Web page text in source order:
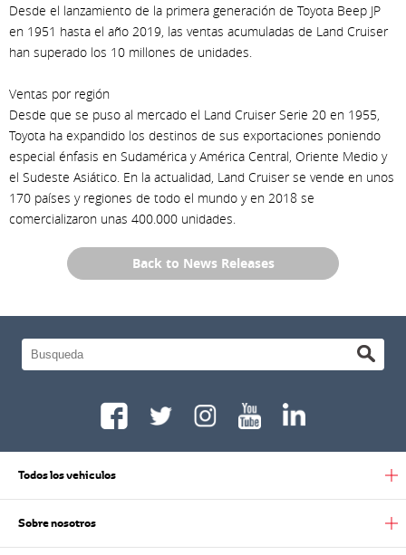
Desde el lanzamiento de la primera generación de Toyota Beep JP
en 1951 hasta el año 2019, las ventas acumuladas de Land Cruiser
han superado los 10 millones de unidades.
Ventas por región
Desde que se puso al mercado el Land Cruiser Serie 20 en 1955,
Toyota ha expandido los destinos de sus exportaciones poniendo
especial énfasis en Sudamérica y América Central, Oriente Medio y
el Sudeste Asiático. En la actualidad, Land Cruiser se vende en unos
170 países y regiones de todo el mundo y en 2018 se
comercializaron unas 400.000 unidades.
Back to News Releases
Todos los vehiculos
Sobre nosotros